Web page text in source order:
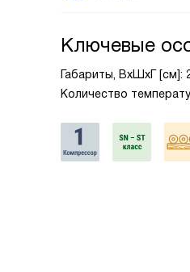
Ключевые
Габариты, ВxШxГ [см]:
Количество